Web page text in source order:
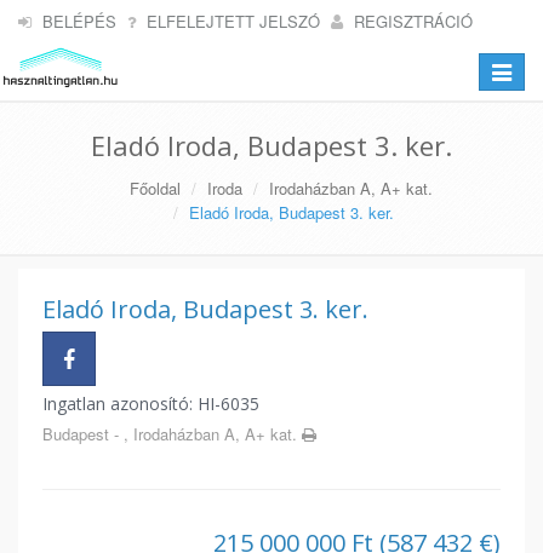
BELÉPÉS ELFELEJTETT JELSZÓ REGISZTRÁCIÓ
Toggle
Eladó Iroda, Budapest 3. ker.
Főoldal Iroda
Irodaházban A, A+ kat.
Eladó Iroda, Budapest 3. ker.
Eladó Iroda, Budapest 3. ker.
Ingatlan azonosító: HI-6035
Budapest - , Irodaházban A, A+ kat.
215 000 000 Ft (587 432 €)